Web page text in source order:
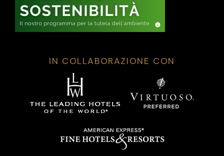
IN COLLABORAZIONE CON